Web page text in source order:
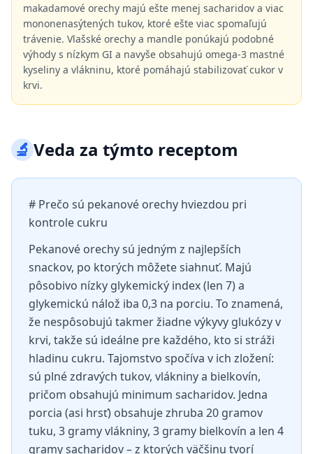
makadamové orechy majú ešte menej sacharidov a viac
mononenasýtených tukov, ktoré ešte viac spomaľujú
trávenie. Vlašské orechy a mandle ponúkajú podobné
výhody s nízkym GI a navyše obsahujú omega-3 mastné
kyseliny a vlákninu, ktoré pomáhajú stabilizovať cukor v
krvi.
🔬Veda za týmto receptom
# Prečo sú pekanové orechy hviezdou pri
kontrole cukru
Pekanové orechy sú jedným z najlepších
snackov, po ktorých môžete siahnuť. Majú
pôsobivo nízky glykemický index (len 7) a
glykemickú nálož iba 0,3 na porciu. To znamená,
že nespôsobujú takmer žiadne výkyvy glukózy v
krvi, takže sú ideálne pre každého, kto si stráži
hladinu cukru. Tajomstvo spočíva v ich zložení:
sú plné zdravých tukov, vlákniny a bielkovín,
pričom obsahujú minimum sacharidov. Jedna
porcia (asi hrsť) obsahuje zhruba 20 gramov
tuku, 3 gramy vlákniny, 3 gramy bielkovín a len 4
gramy sacharidov – z ktorých väčšinu tvorí